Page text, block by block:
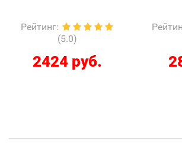
Рейтинг:
(5.0)
2424 руб.